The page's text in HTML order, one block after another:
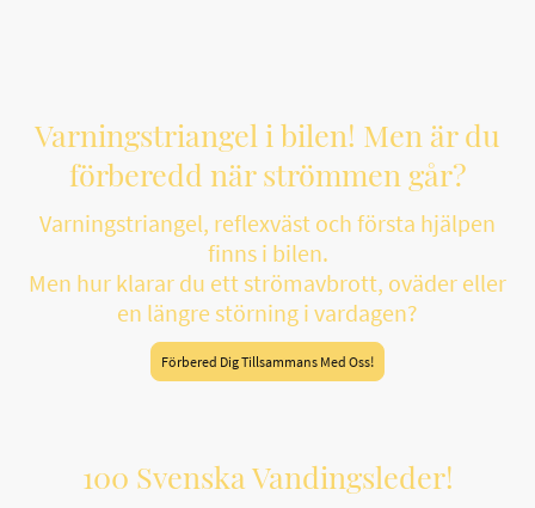
Varningstriangel i bilen! Men är du
förberedd när strömmen går?
Förbered Dig Tillsammans Med Oss!
Varningstriangel, reflexväst och första hjälpen
finns i bilen.
Men hur klarar du ett strömavbrott, oväder eller
en längre störning i vardagen?
100 Svenska Vandingsleder!